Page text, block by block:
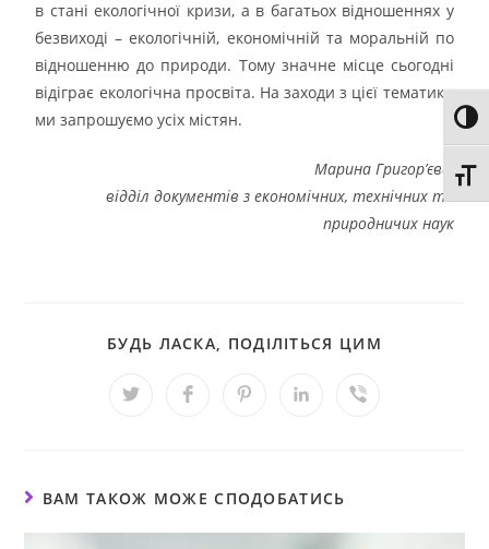
в стані екологічної кризи, а в багатьох відношеннях у
безвиході – екологічній, економічній та моральній по
відношенню до природи. Тому значне місце сьогодні
відіграє екологічна просвіта. На заходи з цієї тематики
ми запрошуємо усіх містян.
Марина Григор’єва,
відділ документів з економічних, технічних та
природничих наук
БУДЬ ЛАСКА, ПОДІЛІТЬСЯ ЦИМ
ВАМ ТАКОЖ МОЖЕ СПОДОБАТИСЬ